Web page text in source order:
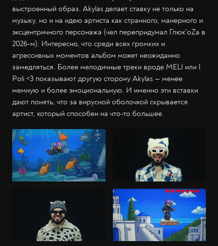
выстроенный образ. Akylas делает ставку не только на
музыку, но и на идею артиста как странного, манерного и
эксцентричного персонажа (чел перепридумал Глюк'oZa в
2026-м). Интересно, что среди всех громких и
агрессивных моментов альбом может неожиданно
замедляться. Более мелодичные треки вроде MELI или I
Poli <3 показывают другую сторону Akylas — менее
мемную и более эмоциональную. И именно эти вставки
дают понять, что за вирусной оболочкой скрывается
артист, который способен на что-то большее.